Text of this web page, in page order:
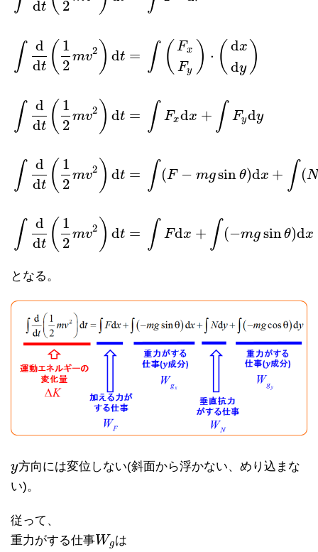
dt
2
∫
d
dt ( 1
2
mv2 ) dt
∫
d
dt ( 1
2
mv2 ) dt
∫
d
dt ( 1
2
mv2 ) dt
∫
d
dt ( 1
2
mv2 ) dt
=
=
=
=
∫ ( Fx
Fy ) ⋅ ( dx
dy )
∫ Fxdx + ∫ Fydy
∫ (F − mgsin θ)dx + ∫ (N
∫ Fdx + ∫ (−mg sinθ)dx
a→ = →∫ → F→ ⋅d r→ ∫m → d v
となる。
y
y方向には変位しない(斜面から浮かない、めり込まな
い)。
従って、
重力がする仕事Wg
Wg は